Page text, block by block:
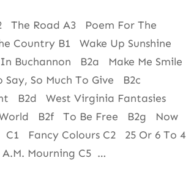
The Road A3 Poem For The
Country B1 Wake Up Sunshine
Buchannon B2a Make Me Smile
Say, So Much To Give B2c
B2d West Virginia Fantasies
B2f To Be Free B2g Now
C1 Fancy Colours C2 25 Or 6 To 4
Mourning C5 …